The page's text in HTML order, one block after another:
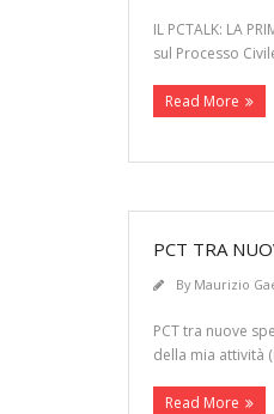
IL PCTALK: LA
sul Processo
Read More
PCT TRA
By Maurizio
PCT tra nuove
della mia attività
Read More